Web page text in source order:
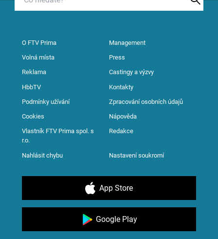
O FTV Prima Management
Volná místa Press
Reklama Castingy a výzvy
HbbTV Kontakty
Podmínky užívání Zpracování osobních údajů
Cookies Nápověda
Vlastník FTV Prima spol. s
r.o.
Redakce
Nahlásit chybu Nastavení soukromí
App Store
Google Play